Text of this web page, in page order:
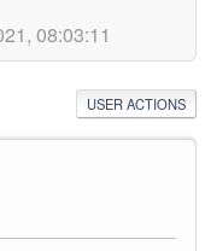
08:03:11
USER ACTIONS